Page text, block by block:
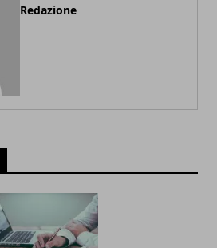
Redazione